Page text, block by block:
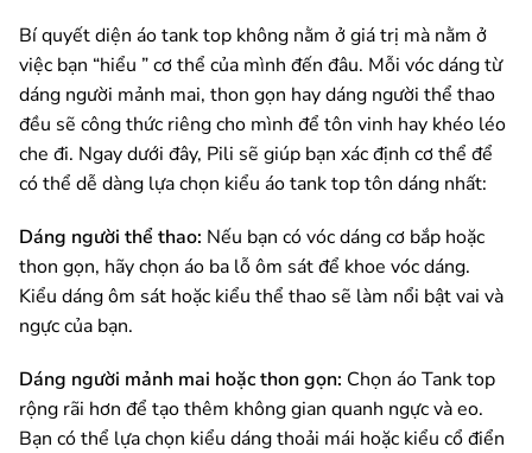
Bí quyết diện áo tank top không nằm ở giá trị mà nằm ở
việc bạn “hiểu ” cơ thể của mình đến đâu. Mỗi vóc dáng từ
dáng người mảnh mai, thon gọn hay dáng người thể thao
đều sẽ công thức riêng cho mình để tôn vinh hay khéo léo
che đi. Ngay dưới đây, Pili sẽ giúp bạn xác định cơ thể để
có thể dễ dàng lựa chọn kiểu áo tank top tôn dáng nhất:
Dáng người thể thao: Nếu bạn có vóc dáng cơ bắp hoặc
thon gọn, hãy chọn áo ba lỗ ôm sát để khoe vóc dáng.
Kiểu dáng ôm sát hoặc kiểu thể thao sẽ làm nổi bật vai và
ngực của bạn.
Dáng người mảnh mai hoặc thon gọn: Chọn áo Tank top
rộng rãi hơn để tạo thêm không gian quanh ngực và eo.
Bạn có thể lựa chọn kiểu dáng thoải mái hoặc kiểu cổ điển